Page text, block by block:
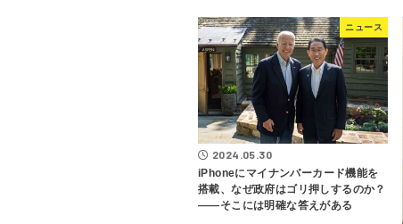
ニュース
2024.05.30
iPhoneにマイナンバーカード機能を
搭載、なぜ政府はゴリ押しするのか？
――そこには明確な答えがある